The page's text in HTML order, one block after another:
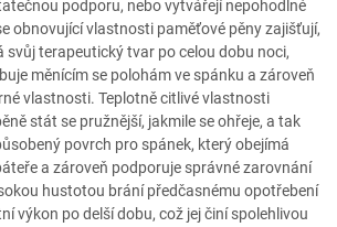
podporu, nebo vytvářejí nepohodlné
obnovující vlastnosti paměťové pěny zajišťují,
svůj terapeutický tvar po celou dobu noci,
měnícím se polohám ve spánku a zároveň
vlastnosti. Teplotně citlivé vlastnosti
stát se pružnější, jakmile se ohřeje, a tak
povrch pro spánek, který obejímá
a zároveň podporuje správné zarovnání
hustotou brání předčasnému opotřebení
výkon po delší dobu, což jej činí spolehlivou